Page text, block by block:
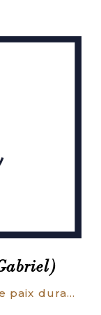
Les conditions d’une paix durable.